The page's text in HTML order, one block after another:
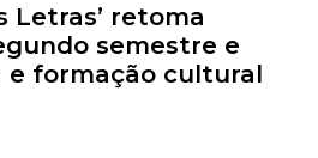
Letras’ retoma
semestre e
e formação cultural